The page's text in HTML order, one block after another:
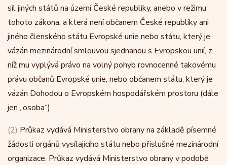
sil jiných států na území České republiky, anebo v režimu
tohoto zákona, a která není občanem České republiky ani
jiného členského státu Evropské unie nebo státu, který je
vázán mezinárodní smlouvou sjednanou s Evropskou unií, z
níž mu vyplývá právo na volný pohyb rovnocenné takovému
právu občanů Evropské unie, nebo občanem státu, který je
vázán Dohodou o Evropském hospodářském prostoru (dále
jen „osoba“).
(2) Průkaz vydává Ministerstvo obrany na základě písemné
žádosti orgánů vysílajícího státu nebo příslušné mezinárodní
organizace. Průkaz vydává Ministerstvo obrany v podobě